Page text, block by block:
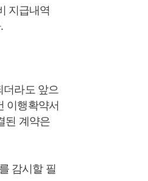
지급내역
더라도 앞으
이행확약서
된 계약은
감시할 필